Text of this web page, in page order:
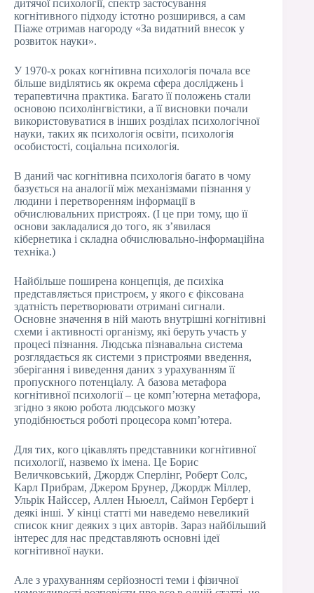
дитячої психології, спектр застосування
когнітивного підходу істотно розширився, а сам
Піаже отримав нагороду «За видатний внесок у
розвиток науки».
У 1970-х роках когнітивна психологія почала все
більше виділятись як окрема сфера досліджень і
терапевтична практика. Багато її положень стали
основою психолінгвістики, а її висновки почали
використовуватися в інших розділах психологічної
науки, таких як психологія освіти, психологія
особистості, соціальна психологія.
В даний час когнітивна психологія багато в чому
базується на аналогії між механізмами пізнання у
людини і перетворенням інформації в
обчислювальних пристроях. (І це при тому, що її
основи закладалися до того, як з’явилася
кібернетика і складна обчислювально-інформаційна
техніка.)
Найбільше поширена концепція, де психіка
представляється пристроєм, у якого є фіксована
здатність перетворювати отримані сигнали.
Основне значення в ній мають внутрішні когнітивні
схеми і активності організму, які беруть участь у
процесі пізнання. Людська пізнавальна система
розглядається як системи з пристроями введення,
зберігання і виведення даних з урахуванням її
пропускного потенціалу. А базова метафора
когнітивної психології – це комп’ютерна метафора,
згідно з якою робота людського мозку
уподібнюється роботі процесора комп’ютера.
Для тих, кого цікавлять представники когнітивної
психології, назвемо їх імена. Це Борис
Величковський, Джордж Сперлінг, Роберт Солс,
Карл Прибрам, Джером Брунер, Джордж Міллер,
Ульрік Найссер, Аллен Ньюелл, Саймон Герберт і
деякі інші. У кінці статті ми наведемо невеликий
список книг деяких з цих авторів. Зараз найбільший
інтерес для нас представляють основні ідеї
когнітивної науки.
Але з урахуванням серйозності теми і фізичної